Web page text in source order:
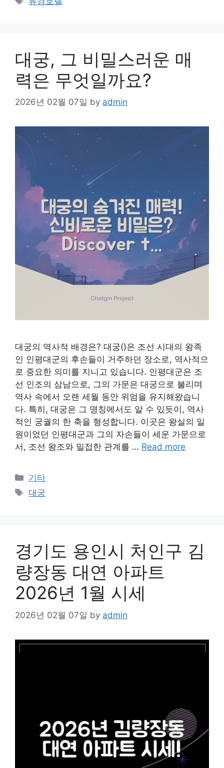
대궁, 그 비밀스러운 매
력은 무엇일까요?
2026년 02월 07일 by admin
대궁의 역사적 배경은? 대궁()은 조선 시대의 왕족
인 인평대군의 후손들이 거주하던 장소로, 역사적으
로 중요한 의미를 지니고 있습니다. 인평대군은 조
선 인조의 삼남으로, 그의 가문은 대궁으로 불리며
역사 속에서 오랜 세월 동안 위엄을 유지해왔습니
다. 특히, 대궁은 그 명칭에서도 알 수 있듯이, 역사
적인 궁궐의 한 축을 형성합니다. 이곳은 왕실의 일
원이었던 인평대군과 그의 자손들이 세운 가문으로
서, 조선 왕조와 밀접한 관계를 … Read more
Categories
기타
Tags
대궁
경기도 용인시 처인구 김
량장동 대연 아파트
2026년 1월 시세
2026년 02월 07일 by admin